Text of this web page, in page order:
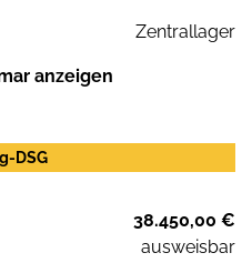
Zentrallager
anzeigen
DSG
38.450,00 €
ausweisbar